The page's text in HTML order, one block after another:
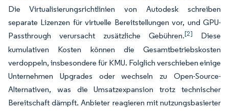
Die Virtualisierungsrichtlinien von Autodesk schreiben
separate Lizenzen für virtuelle Bereitstellungen vor, und GPU-
Passthrough verursacht zusätzliche Gebühren.[2]
Diese
kumulativen Kosten können die Gesamtbetriebskosten
verdoppeln, insbesondere für KMU. Folglich verschieben einige
Unternehmen Upgrades oder wechseln zu Open-Source-
Alternativen, was die Umsatzexpansion trotz technischer
Bereitschaft dämpft. Anbieter reagieren mit nutzungsbasierter